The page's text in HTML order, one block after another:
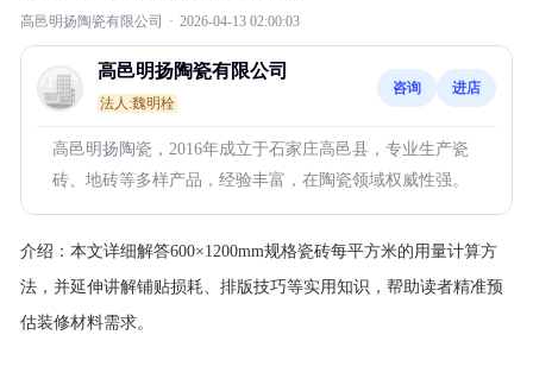
高邑明扬陶瓷有限公司 · 2026-04-13 02:00:03
高邑明扬陶瓷有限公司
法人:魏明栓
咨询 进店
高邑明扬陶瓷，2016年成立于石家庄高邑县，专业生产瓷
砖、地砖等多样产品，经验丰富，在陶瓷领域权威性强。
介绍： 本文详细解答600×1200mm规格瓷砖每平方米的用量计算方
法，并延伸讲解铺贴损耗、排版技巧等实用知识，帮助读者精准预
估装修材料需求。